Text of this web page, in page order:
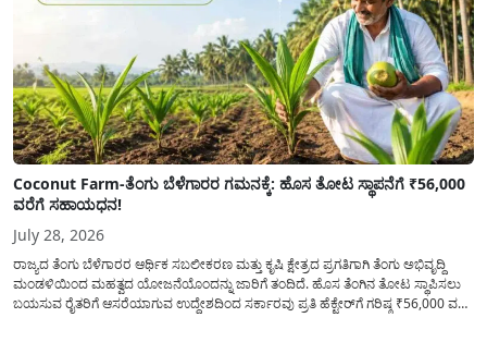
Coconut Farm-ತೆಂಗು ಬೆಳೆಗಾರರ ಗಮನಕ್ಕೆ: ಹೊಸ ತೋಟ ಸ್ಥಾಪನೆಗೆ ₹56,000
ವರೆಗೆ ಸಹಾಯಧನ!
July 28, 2026
ರಾಜ್ಯದ ತೆಂಗು ಬೆಳೆಗಾರರ ಆರ್ಥಿಕ ಸಬಲೀಕರಣ ಮತ್ತು ಕೃಷಿ ಕ್ಷೇತ್ರದ ಪ್ರಗತಿಗಾಗಿ ತೆಂಗು ಅಭಿವೃದ್ದಿ
ಮಂಡಳಿಯಿಂದ ಮಹತ್ವದ ಯೋಜನೆಯೊಂದನ್ನು ಜಾರಿಗೆ ತಂದಿದೆ. ಹೊಸ ತೆಂಗಿನ ತೋಟ ಸ್ಥಾಪಿಸಲು
ಬಯಸುವ ರೈತರಿಗೆ ಆಸರೆಯಾಗುವ ಉದ್ದೇಶದಿಂದ ಸರ್ಕಾರವು ಪ್ರತಿ ಹೆಕ್ಟೇರ್‌ಗೆ ಗರಿಷ್ಠ ₹56,000 ವರೆಗೆ